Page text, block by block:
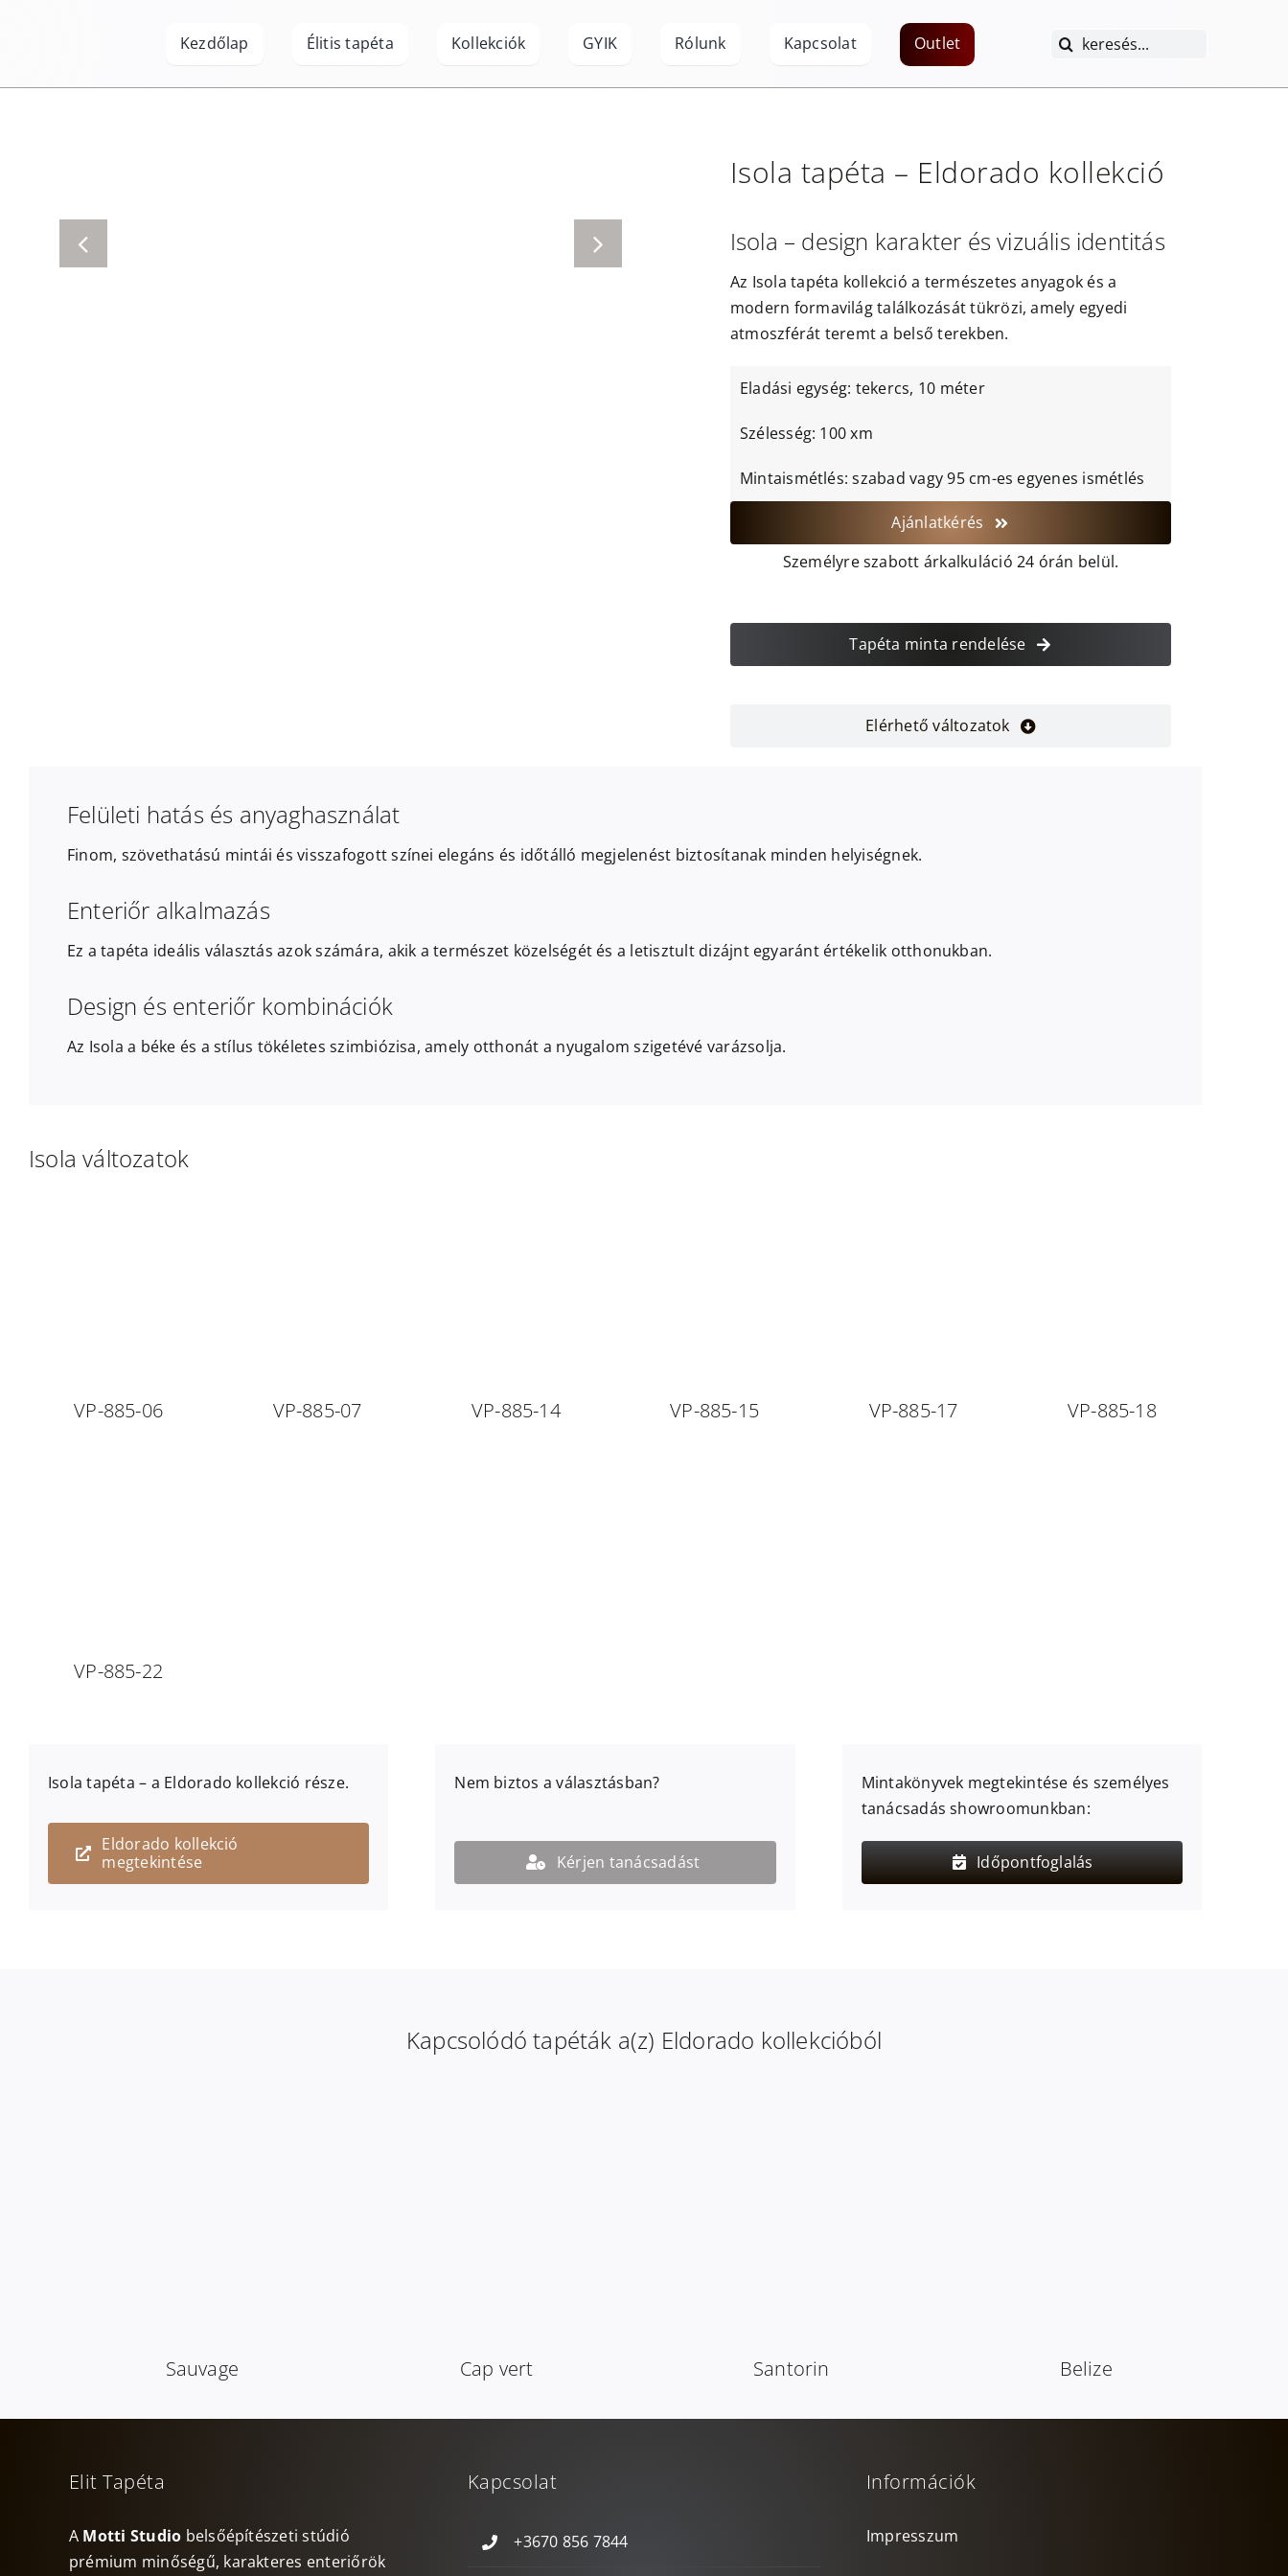
Kezdőlap
Élitis tapéta Kollekciók GYIK Rólunk Kapcsolat Outlet Keresés...
Isola tapéta – Eldorado kollekció
Isola – design karakter és vizuális identitás
Az Isola tapéta kollekció a természetes anyagok és a
modern formavilág találkozását tükrözi, amely egyedi
atmoszférát teremt a belső terekben.
Eladási egység: tekercs, 10 méter
Szélesség: 100 xm
Mintaismétlés: szabad vagy 95 cm-es egyenes ismétlés
Ajánlatkérés
Személyre szabott árkalkuláció 24 órán belül.
Tapéta minta rendelése
Elérhető változatok
Felületi hatás és anyaghasználat
Finom, szövethatású mintái és visszafogott színei elegáns és időtálló megjelenést biztosítanak minden helyiségnek.
Enteriőr alkalmazás
Ez a tapéta ideális választás azok számára, akik a természet közelségét és a letisztult dizájnt egyaránt értékelik otthonukban.
Design és enteriőr kombinációk
Az Isola a béke és a stílus tökéletes szimbiózisa, amely otthonát a nyugalom szigetévé varázsolja.
Isola változatok
VP-885-06 VP-885-07 VP-885-14 VP-885-15 VP-885-17 VP-885-18
VP-885-22
Isola tapéta – a Eldorado kollekció része.
Eldorado kollekció
megtekintése
Nem biztos a választásban?
Kérjen tanácsadást
Mintakönyvek megtekintése és személyes
tanácsadás showroomunkban:
Időpontfoglalás
Kapcsolódó tapéták a(z) Eldorado kollekcióból
Sauvage Cap vert Santorin Belize
Elit Tapéta
A Motti Studio belsőépítészeti stúdió
prémium minőségű, karakteres enteriőrök
Kapcsolat
+3670 856 7844
Információk
Impresszum